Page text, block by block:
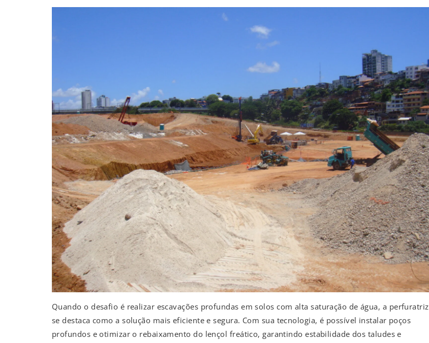
Quando o desafio é realizar escavações profundas em solos com alta saturação de água, a perfuratriz
se destaca como a solução mais eficiente e segura. Com sua tecnologia, é possível instalar poços
profundos e otimizar o rebaixamento do lençol freático, garantindo estabilidade dos taludes e